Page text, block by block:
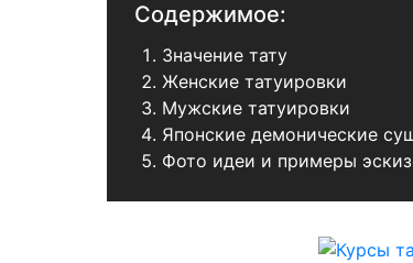
Содержимое:
Значение тату
Женские татуировки
Мужские татуировки
Японские демонические
Фото идеи и примеры